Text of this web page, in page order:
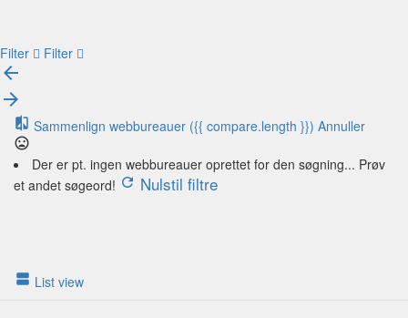
Filter Filter
Sammenlign webbureauer ({{ compare.length }}) Annuller
Der er pt. ingen webbureauer oprettet for den søgning... Prøv
et andet søgeord!
Nulstil filtre
List view